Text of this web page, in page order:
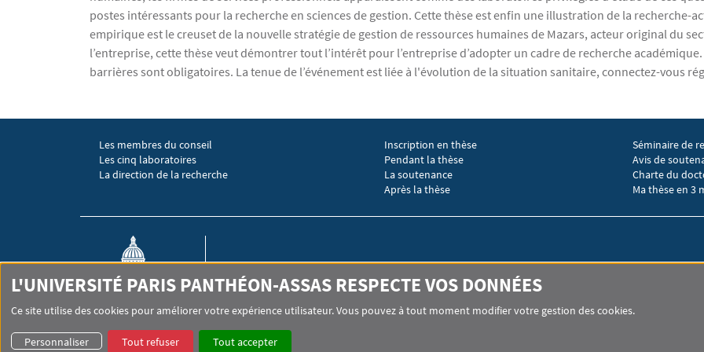
postes intéressants pour la recherche en sciences de gestion. Cette thèse est enfin une illustration de la
empirique est le creuset de la nouvelle stratégie de gestion de ressources humaines de Mazars, acteur original du
l’entreprise, cette thèse veut démontrer tout l’intérêt pour l’entreprise d’adopter un cadre de recherche
barrières sont obligatoires. La tenue de l’événement est liée à l'évolution de la situation sanitaire, connectez-vous
Menu footer EGIC 1
Les membres du conseil
Les cinq laboratoires
La direction de la recherche
Menu footer EGIC 2
Inscription en thèse
Pendant la thèse
La soutenance
Après la thèse
Menu footer
Séminaire de
Avis de
Charte du
Ma thèse en 3
École doctorale d'économie, gestion,
information et communication
EGIC - ED455
Pied de page Assas
L'UNIVERSITÉ PARIS PANTHÉON-ASSAS RESPECTE VOS DONNÉES
Ce site utilise des cookies pour améliorer votre expérience utilisateur. Vous pouvez à tout moment modifier votre gestion des cookies.
Personnaliser Tout refuser Tout accepter